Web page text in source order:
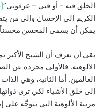
الخلق فبه – أو فبي – عرفوني”[18]
الكريم إلى الإحسان وإلى من
يمكن أن يسمى المحسن
بقي أن نعرف أن الشيخ الأكبر
الألوهية. فالأولى مجردة عن
العالمين. أما الثانية، وهي
إلى خلق الأشياء لكي ترى
مرتبة الألوهية التي تتوجَّه على